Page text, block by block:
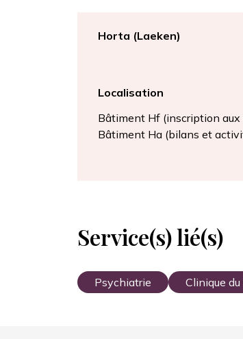
Horta (Laeken)
Localisation
Bâtiment Hf (inscription aux
Bâtiment Ha (bilans et
Service(s) lié(s)
Psychiatrie Clinique